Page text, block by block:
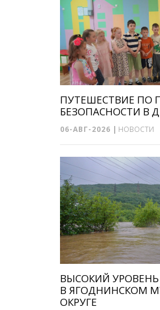
ПУТЕШЕСТВИЕ ПО
БЕЗОПАСНОСТИ В
06-АВГ-2026 | НОВОСТИ
ВЫСОКИЙ
В ЯГОДНИНСКОМ
ОКРУГЕ